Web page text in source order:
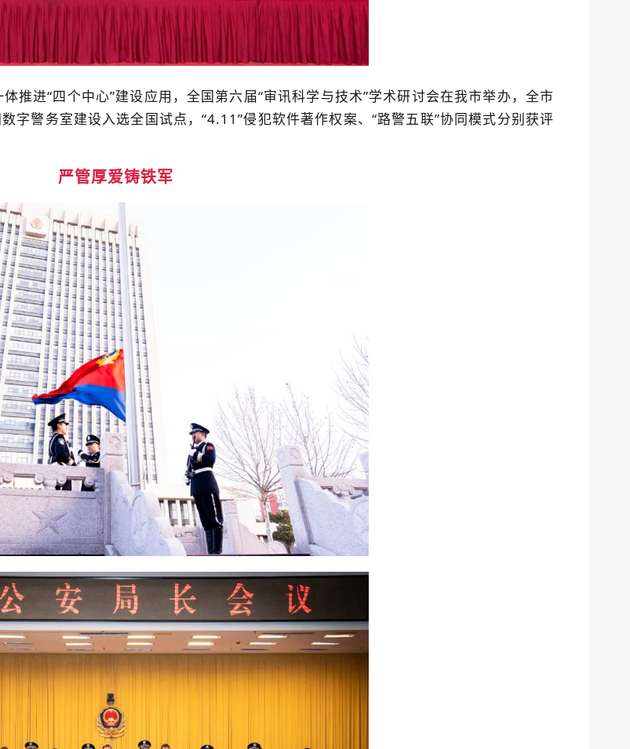
推进“四个中心”建设应用，全国第六届“审讯科学与技术”学术研讨会在我市举办，全市
字警务室建设入选全国试点，“4.11”侵犯软件著作权案、“路警五联”协同模式分别获评
严管厚爱铸铁军